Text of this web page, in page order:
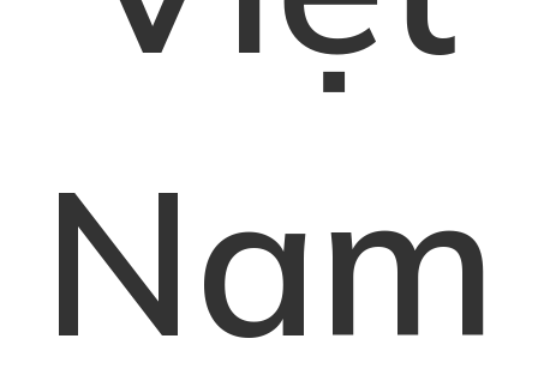
Nam